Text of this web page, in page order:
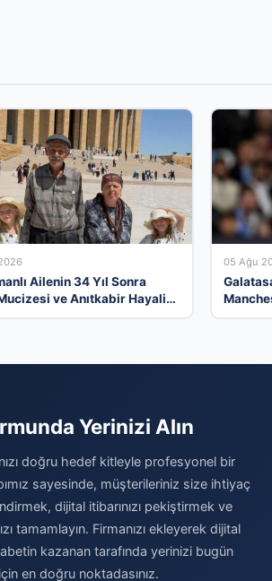
Ailenin 34 Yıl Sonra
ve Anıtkabir Hayali
05 Ağu
Yerinizi Alın
doğru hedef kitleyle profesyonel bir
sayesinde, müşterileriniz size ihtiyaç
dijital itibarınızı pekiştirmek ve
tamamlayın. Firmanızı ekleyerek dijital
kazanan tarafında yerinizi bugün
en doğru noktadasınız.